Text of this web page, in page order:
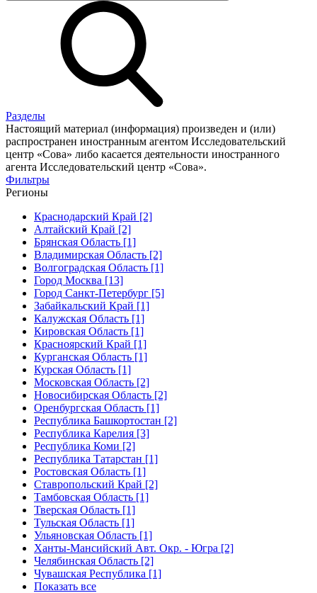
Разделы
Настоящий материал (информация) произведен и (или)
распространен иностранным агентом Исследовательский
центр «Сова» либо касается деятельности иностранного
агента Исследовательский центр «Сова».
Фильтры
Регионы
Краснодарский Край [2]
Алтайский Край [2]
Брянская Область [1]
Владимирская Область [2]
Волгоградская Область [1]
Город Москва [13]
Город Санкт-Петербург [5]
Забайкальский Край [1]
Калужская Область [1]
Кировская Область [1]
Красноярский Край [1]
Курганская Область [1]
Курская Область [1]
Московская Область [2]
Новосибирская Область [2]
Оренбургская Область [1]
Республика Башкортостан [2]
Республика Карелия [3]
Республика Коми [2]
Республика Татарстан [1]
Ростовская Область [1]
Ставропольский Край [2]
Тамбовская Область [1]
Тверская Область [1]
Тульская Область [1]
Ульяновская Область [1]
Ханты-Мансийский Авт. Окр. - Югра [2]
Челябинская Область [2]
Чувашская Республика [1]
Показать все